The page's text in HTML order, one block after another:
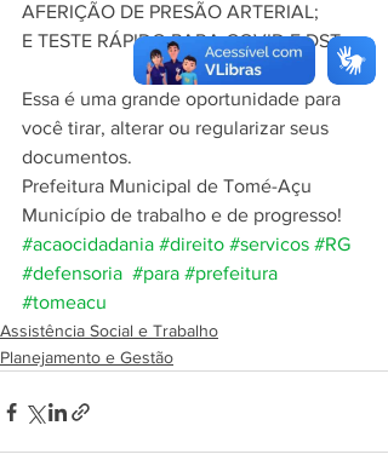
AFERIÇÃO DE PRESÃO ARTERIAL;
E TESTE RÁPIDO PARA COVID E DSTs.
Essa é uma grande oportunidade para
você tirar, alterar ou regularizar seus
documentos.
Prefeitura Municipal de Tomé-Açu
Município de trabalho e de progresso!
#acaocidadania #direito #servicos #RG
#defensoria #para #prefeitura
#tomeacu
Assistência Social e Trabalho
Planejamento e Gestão